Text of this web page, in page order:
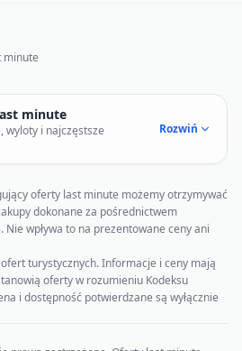
minute
minute
wyloty i najczęstsze
Rozwiń
oferty last minute możemy otrzymywać
dokonane za pośrednictwem
wpływa to na prezentowane ceny ani
turystycznych. Informacje i ceny mają
oferty w rozumieniu Kodeksu
i dostępność potwierdzane są wyłącznie